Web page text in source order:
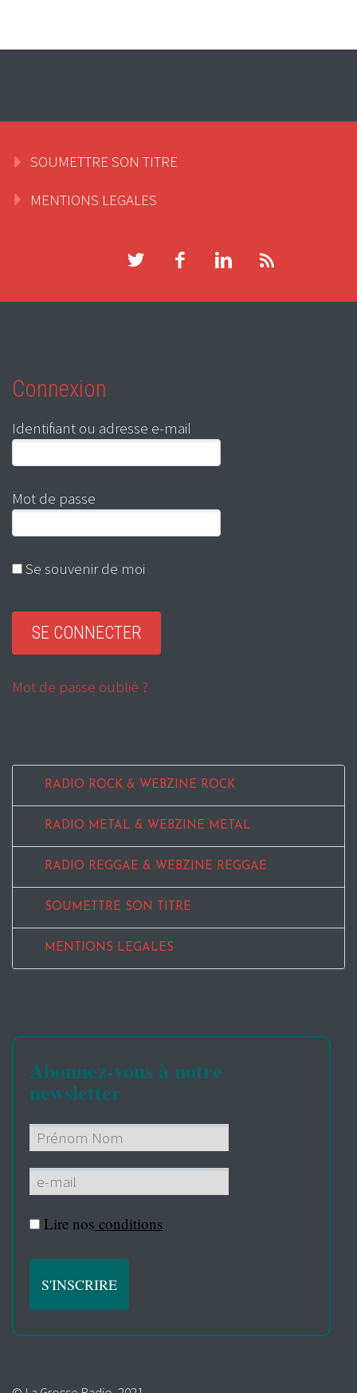
SOUMETTRE SON TITRE
MENTIONS LEGALES
Connexion
Identifiant ou adresse e-mail
Mot de passe
Se souvenir de moi
Mot de passe oublié ?
RADIO ROCK & WEBZINE ROCK
RADIO METAL & WEBZINE METAL
RADIO REGGAE & WEBZINE REGGAE
SOUMETTRE SON TITRE
MENTIONS LEGALES
Abonnez-vous à notre
newsletter
Lire nos conditions